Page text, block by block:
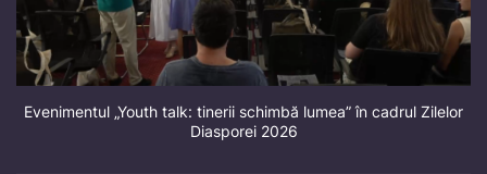
Evenimentul „Youth talk: tinerii schimbă lumea” în cadrul Zilelor
Diasporei 2026